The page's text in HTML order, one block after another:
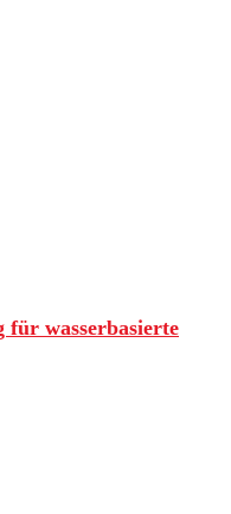
für wasserbasierte